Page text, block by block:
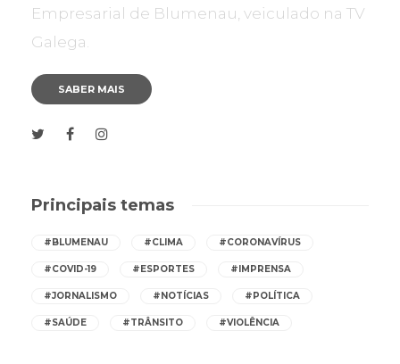
Empresarial de Blumenau, veiculado na TV
Galega.
SABER MAIS
Principais temas
#BLUMENAU #CLIMA #CORONAVÍRUS
#COVID-19 #ESPORTES #IMPRENSA
#JORNALISMO #NOTÍCIAS #POLÍTICA
#SAÚDE #TRÂNSITO #VIOLÊNCIA